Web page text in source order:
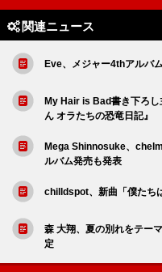
関連ニュース
Eve、メジャー4thアルバ
My Hair is Bad書き下ろし
ん オラたちの恐竜日記』
Mega Shinnosuke、
ルバム発売も発表
chilldspot、新曲「僕たち
森 大翔、夏の別れをテー
定